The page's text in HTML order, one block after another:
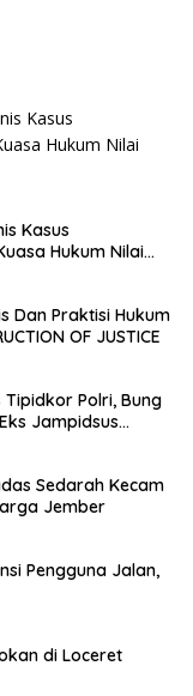
Kasus
Hukum Nilai
Dan Praktisi Hukum
OF JUSTICE
Tipidkor Polri, Bung
Jampidsus
Ormas Sakera Keroyok Warga Jember
Pengguna Jalan,
di Loceret